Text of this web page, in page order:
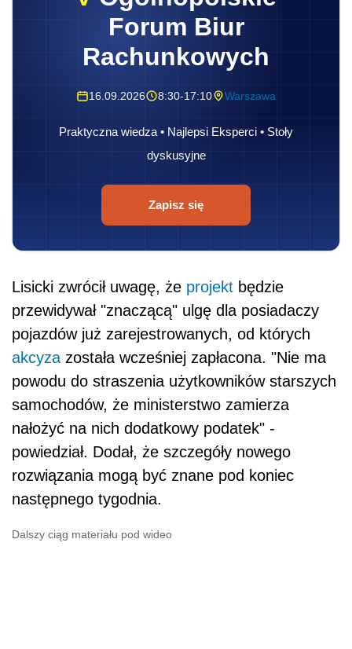
Forum Biur
Rachunkowych
16.09.2026 8:30-17:10 Warszawa
Praktyczna wiedza • Najlepsi Eksperci • Stoły
dyskusyjne
Zapisz się
Lisicki zwrócił uwagę, że projekt będzie
przewidywał "znaczącą" ulgę dla posiadaczy
pojazdów już zarejestrowanych, od których
akcyza została wcześniej zapłacona. "Nie ma
powodu do straszenia użytkowników starszych
samochodów, że ministerstwo zamierza
nałożyć na nich dodatkowy podatek" -
powiedział. Dodał, że szczegóły nowego
rozwiązania mogą być znane pod koniec
następnego tygodnia.
Dalszy ciąg materiału pod wideo